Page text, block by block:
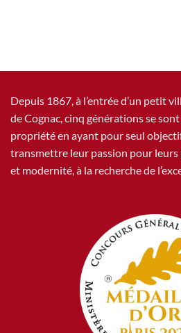
Depuis 1867, à l’entrée d’un petit
de Cognac, cinq générations se
propriété en ayant pour seul
transmettre leur passion pour
et modernité, à la recherche de